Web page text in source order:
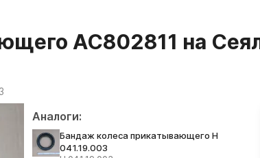
AC802811 на
Аналоги:
Бандаж колеса прикатывающего Н
041.19.003